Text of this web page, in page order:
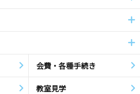
会費・各種手続き
教室見学